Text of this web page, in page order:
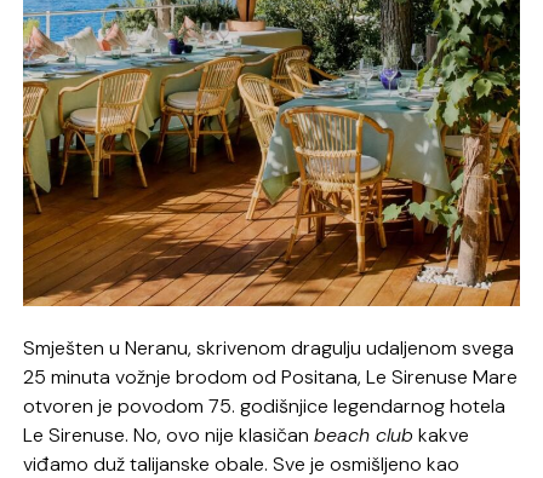
Smješten u Neranu, skrivenom dragulju udaljenom svega
25 minuta vožnje brodom od Positana, Le Sirenuse Mare
otvoren je povodom 75. godišnjice legendarnog hotela
Le Sirenuse. No, ovo nije klasičanbeach club kakve
viđamo duž talijanske obale. Sve je osmišljeno kao